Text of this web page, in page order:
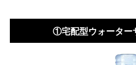
①宅配型ウォーター